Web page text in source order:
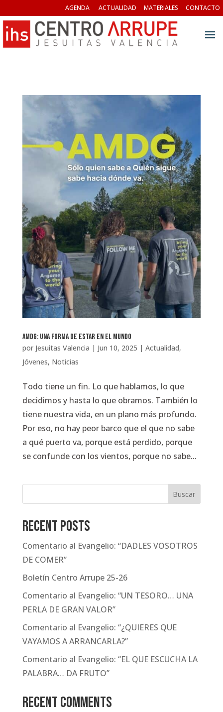
AGENDA ACTUALIDAD MATERIALES CONTACTO
AMDG: una forma de estar en el mundo
por Jesuitas Valencia | Jun 10, 2025 | Actualidad,
Jóvenes, Noticias
Todo tiene un fin. Lo que hablamos, lo que
decidimos y hasta lo que obramos. También lo
tiene nuestra vida, en un plano más profundo.
Por eso, no hay peor barco que el que no sabe
a qué puerto va, porque está perdido, porque
se confunde con los vientos, porque no sabe...
Buscar
Recent Posts
Comentario al Evangelio: “DADLES VOSOTROS
DE COMER”
Boletín Centro Arrupe 25-26
Comentario al Evangelio: “UN TESORO… UNA
PERLA DE GRAN VALOR”
Comentario al Evangelio: “¿QUIERES QUE
VAYAMOS A ARRANCARLA?”
Comentario al Evangelio: “EL QUE ESCUCHA LA
PALABRA… DA FRUTO”
Recent Comments